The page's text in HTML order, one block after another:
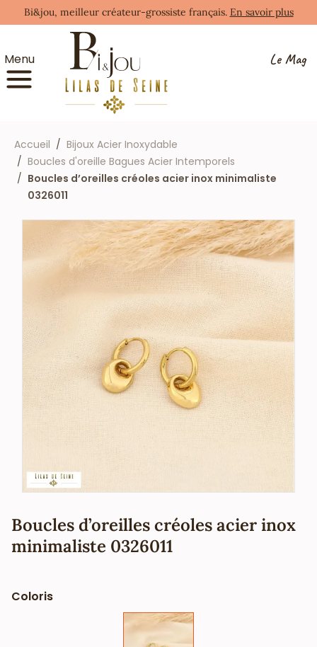
Bi&jou, meilleur créateur-grossiste français. En savoir plus
Menu Le Mag
Accueil
Bijoux Acier Inoxydable
Boucles d'oreille Bagues Acier Intemporels
Boucles d’oreilles créoles acier inox minimaliste
0326011
Boucles d’oreilles créoles acier inox
minimaliste 0326011
Coloris